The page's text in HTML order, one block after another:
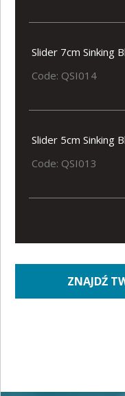
Slider 7cm Sinking
Code: QSI014
Slider 5cm Sinking
Code: QSI013
ZNAJDŹ